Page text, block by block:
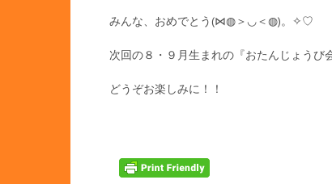
みんな、おめでとう(⋈◍＞◡＜◍)。✧♡
次回の８・９月生まれの『おたんじょうび
どうぞお楽しみに！！